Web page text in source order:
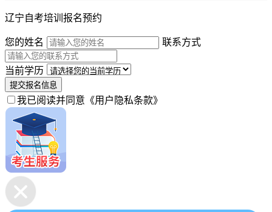
辽宁自考培训报名预约
您的姓名
联系方式
当前学历
提交报名信息
我已阅读并同意 《用户隐私条款》